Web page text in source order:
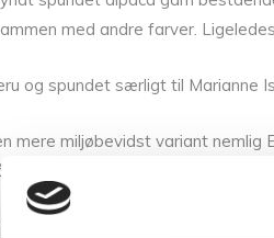
med andre farver.
og spundet særligt til Marianne
mere miljøbevidst variant nemlig
end de andre garner.
meter per 50g, og strikkes